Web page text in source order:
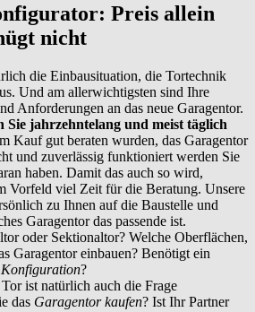
Preis allein
nicht
die Einbausituation, die Tortechnik
Und am allerwichtigsten sind Ihre
Anforderungen an das neue Garagentor.
jahrzehntelang und meist täglich
Kauf gut beraten wurden, das Garagentor
und zuverlässig funktioniert werden Sie
haben. Damit das auch so wird,
Vorfeld viel Zeit für die Beratung. Unsere
zu Ihnen auf die Baustelle und
Garagentor das passende ist.
oder Sektionaltor? Welche Oberflächen,
Garagentor einbauen? Benötigt ein
?
ist natürlich auch die Frage
das Garagentor kaufen? Ist Ihr Partner